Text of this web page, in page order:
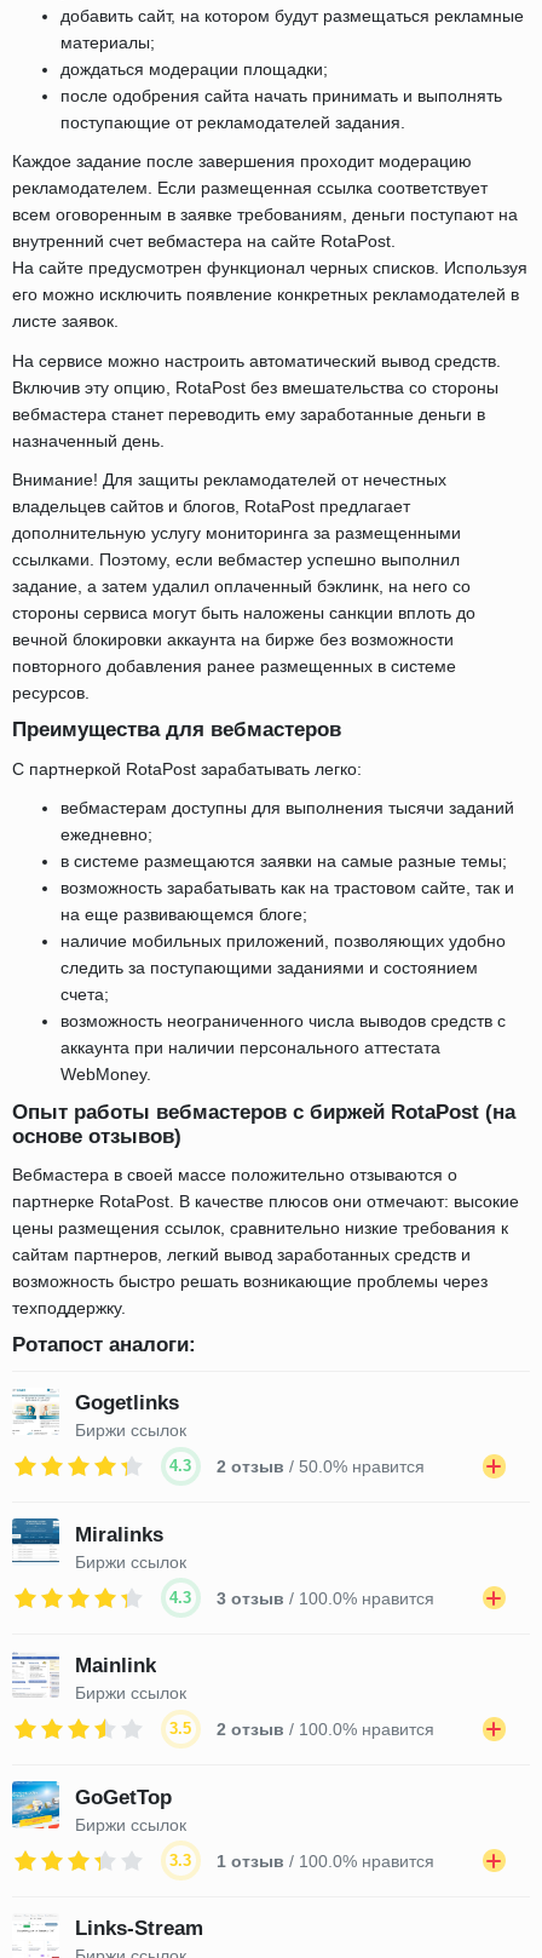
добавить сайт, на котором будут размещаться рекламные
материалы;
дождаться модерации площадки;
после одобрения сайта начать принимать и выполнять
поступающие от рекламодателей задания.
Каждое задание после завершения проходит модерацию
рекламодателем. Если размещенная ссылка соответствует
всем оговоренным в заявке требованиям, деньги поступают на
внутренний счет вебмастера на сайте RotaPost.
На сайте предусмотрен функционал черных списков. Используя
его можно исключить появление конкретных рекламодателей в
листе заявок.
На сервисе можно настроить автоматический вывод средств.
Включив эту опцию, RotaPost без вмешательства со стороны
вебмастера станет переводить ему заработанные деньги в
назначенный день.
Внимание! Для защиты рекламодателей от нечестных
владельцев сайтов и блогов, RotaPost предлагает
дополнительную услугу мониторинга за размещенными
ссылками. Поэтому, если вебмастер успешно выполнил
задание, а затем удалил оплаченный бэклинк, на него со
стороны сервиса могут быть наложены санкции вплоть до
вечной блокировки аккаунта на бирже без возможности
повторного добавления ранее размещенных в системе
ресурсов.
Преимущества для вебмастеров
С партнеркой RotaPost зарабатывать легко:
вебмастерам доступны для выполнения тысячи заданий
ежедневно;
в системе размещаются заявки на самые разные темы;
возможность зарабатывать как на трастовом сайте, так и
на еще развивающемся блоге;
наличие мобильных приложений, позволяющих удобно
следить за поступающими заданиями и состоянием
счета;
возможность неограниченного числа выводов средств с
аккаунта при наличии персонального аттестата
WebMoney.
Опыт работы вебмастеров с биржей RotaPost (на
основе отзывов)
Вебмастера в своей массе положительно отзываются о
партнерке RotaPost. В качестве плюсов они отмечают: высокие
цены размещения ссылок, сравнительно низкие требования к
сайтам партнеров, легкий вывод заработанных средств и
возможность быстро решать возникающие проблемы через
техподдержку.
Ротапост аналоги:
Gogetlinks
Биржи ссылок
4.3 2 отзыв / 50.0% нравится
Miralinks
Биржи ссылок
4.3 3 отзыв / 100.0% нравится
Mainlink
Биржи ссылок
3.5 2 отзыв / 100.0% нравится
GoGetTop
Биржи ссылок
3.3 1 отзыв / 100.0% нравится
Links-Stream